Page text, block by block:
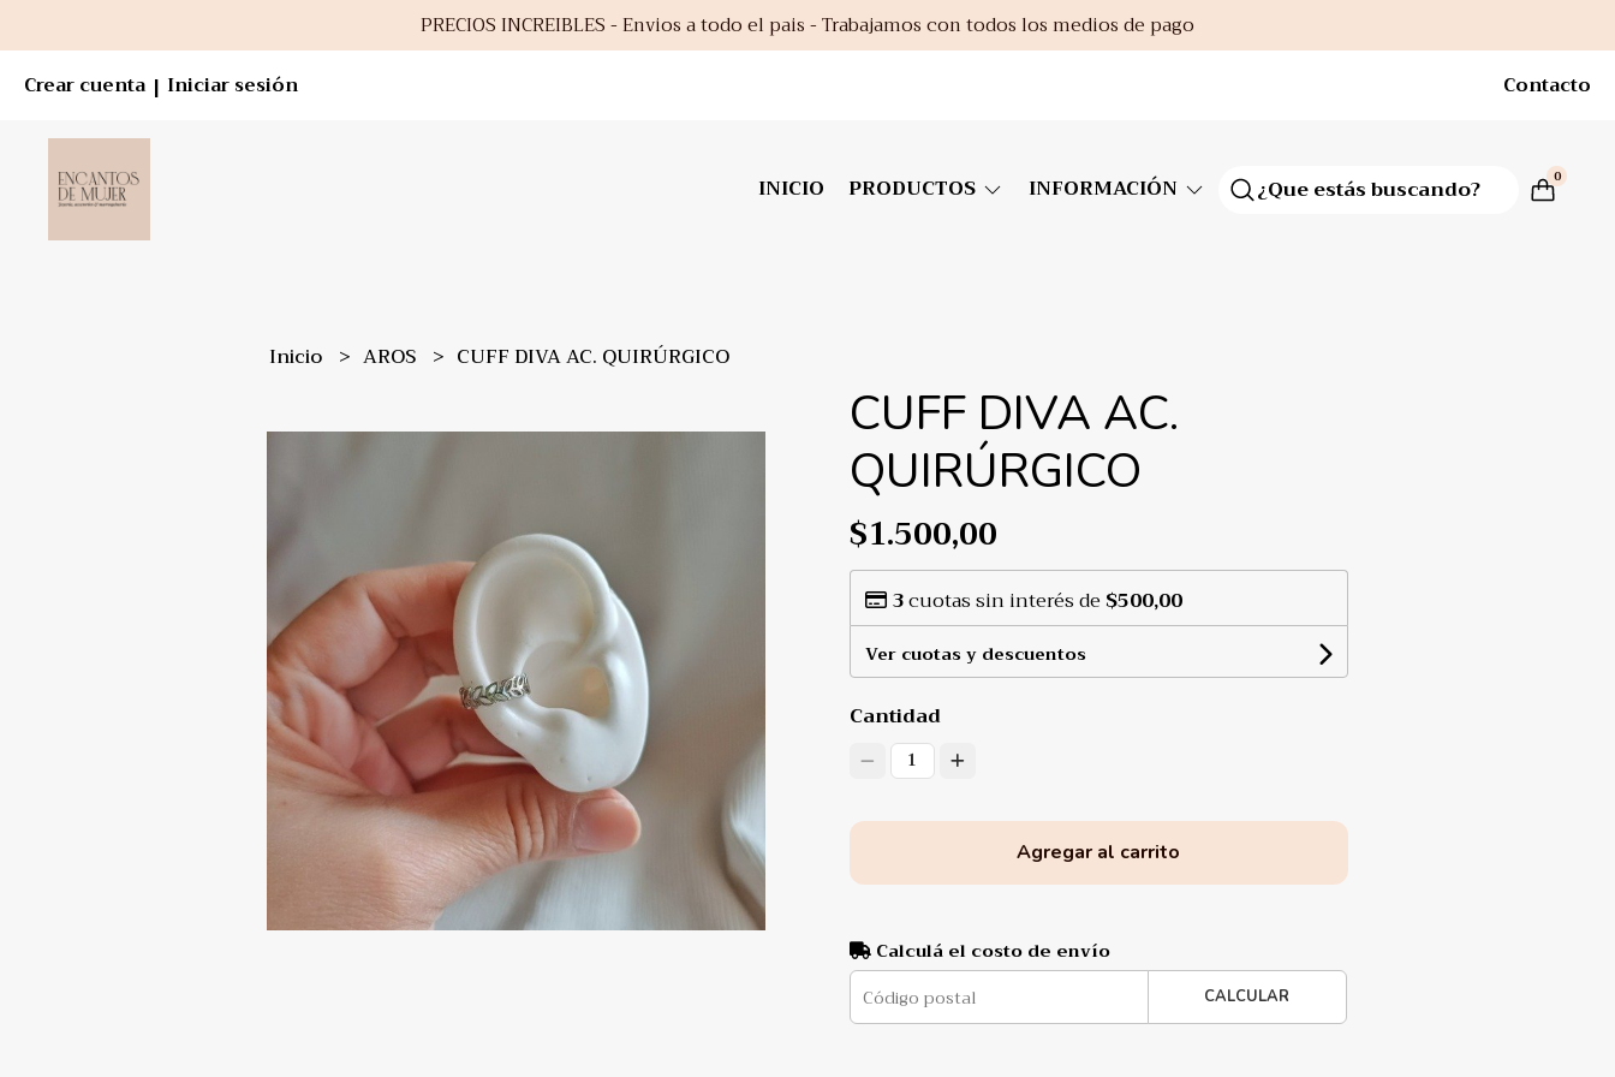
PRECIOS INCREIBLES - Envios a todo el pais - Trabajamos con todos los medios de pago
Crear cuenta | Iniciar sesión Contacto
INICIO PRODUCTOS INFORMACIÓN 0
Inicio AROS CUFF DIVA AC. QUIRÚRGICO
CUFF DIVA AC.
QUIRÚRGICO
$1.500,00
3cuotas sin interés de $500,00
Ver cuotas y descuentos
Cantidad
1
Agregar al carrito
Calculá el costo de envío
CALCULAR